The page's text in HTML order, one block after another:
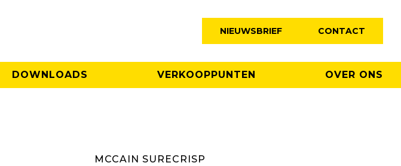
NIEUWSBRIEF CONTACT
DOWNLOADS VERKOOPPUNTEN OVER ONS
MCCAIN SURECRISP